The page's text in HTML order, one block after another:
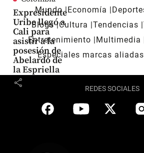
Expresidente
Uribe llegó a
Cali para
asistir a la
posesión de
Abelardo de
la Espriella
share
Mundo Economía
Blogs Cultura Tendencias
Entretenimiento
Multimedia
Especiales marcas aliadas
REDES SOCIALES